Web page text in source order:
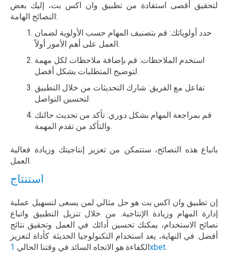
لتحقيق أقصى استفادة من تطبيق وان اكس بت، إليك بعض
النصائح الهامة:
حدد أولوياتك: قم بتصنيف المهام حسب الأولوية لضمان
العمل على أهم الأمور أولاً.
استخدم الملاحظات: قم بإضافة ملاحظات لكل مهمة
لتوضيح المتطلبات بشكل أفضل.
تفاعل مع الفريق: شارك التحديثات من خلال التطبيق
لتحسين التواصل.
قم بمراجعة المهام بشكل دوري: تأكد من تحديث حالتك
والتأكد من تقدم المهمة.
باتباع هذه النصائح، ستتمكن من تعزيز إنتاجيتك وزيادة فعالية
العمل.
استنتاج
إن تطبيق وان اكس بت هو حل مثالي لمن يسعى لتسهيل عملية
إدارة المهام وزيادة الإنتاجية. من خلال تنزيل التطبيق واتباع
نصائح الاستخدام، يمكنك تحسين أدائك في العمل وتحقيق نتائج
أفضل. في النهاية، يعد استخدام التكنولوجيا الحديثة كأداة لتعزيز
الكفاءة هو الاتجاه السائد في وقتنا الحالي 1xbet.